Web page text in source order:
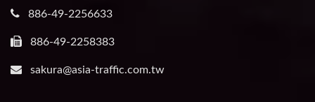
886-49-2256633
886-49-2258383
sakura@asia-traffic.com.tw